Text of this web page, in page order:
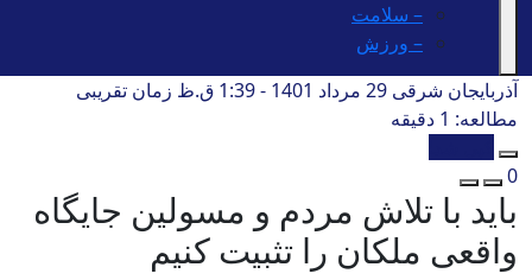
– سلامت
– ورزش
آذربایجان شرقی 29 مرداد 1401 - 1:39 ق.ظ
زمان تقریبی
مطالعه: 1 دقیقه
0
باید با تلاش مردم و مسولین جایگاه
واقعی ملکان را تثبیت کنیم